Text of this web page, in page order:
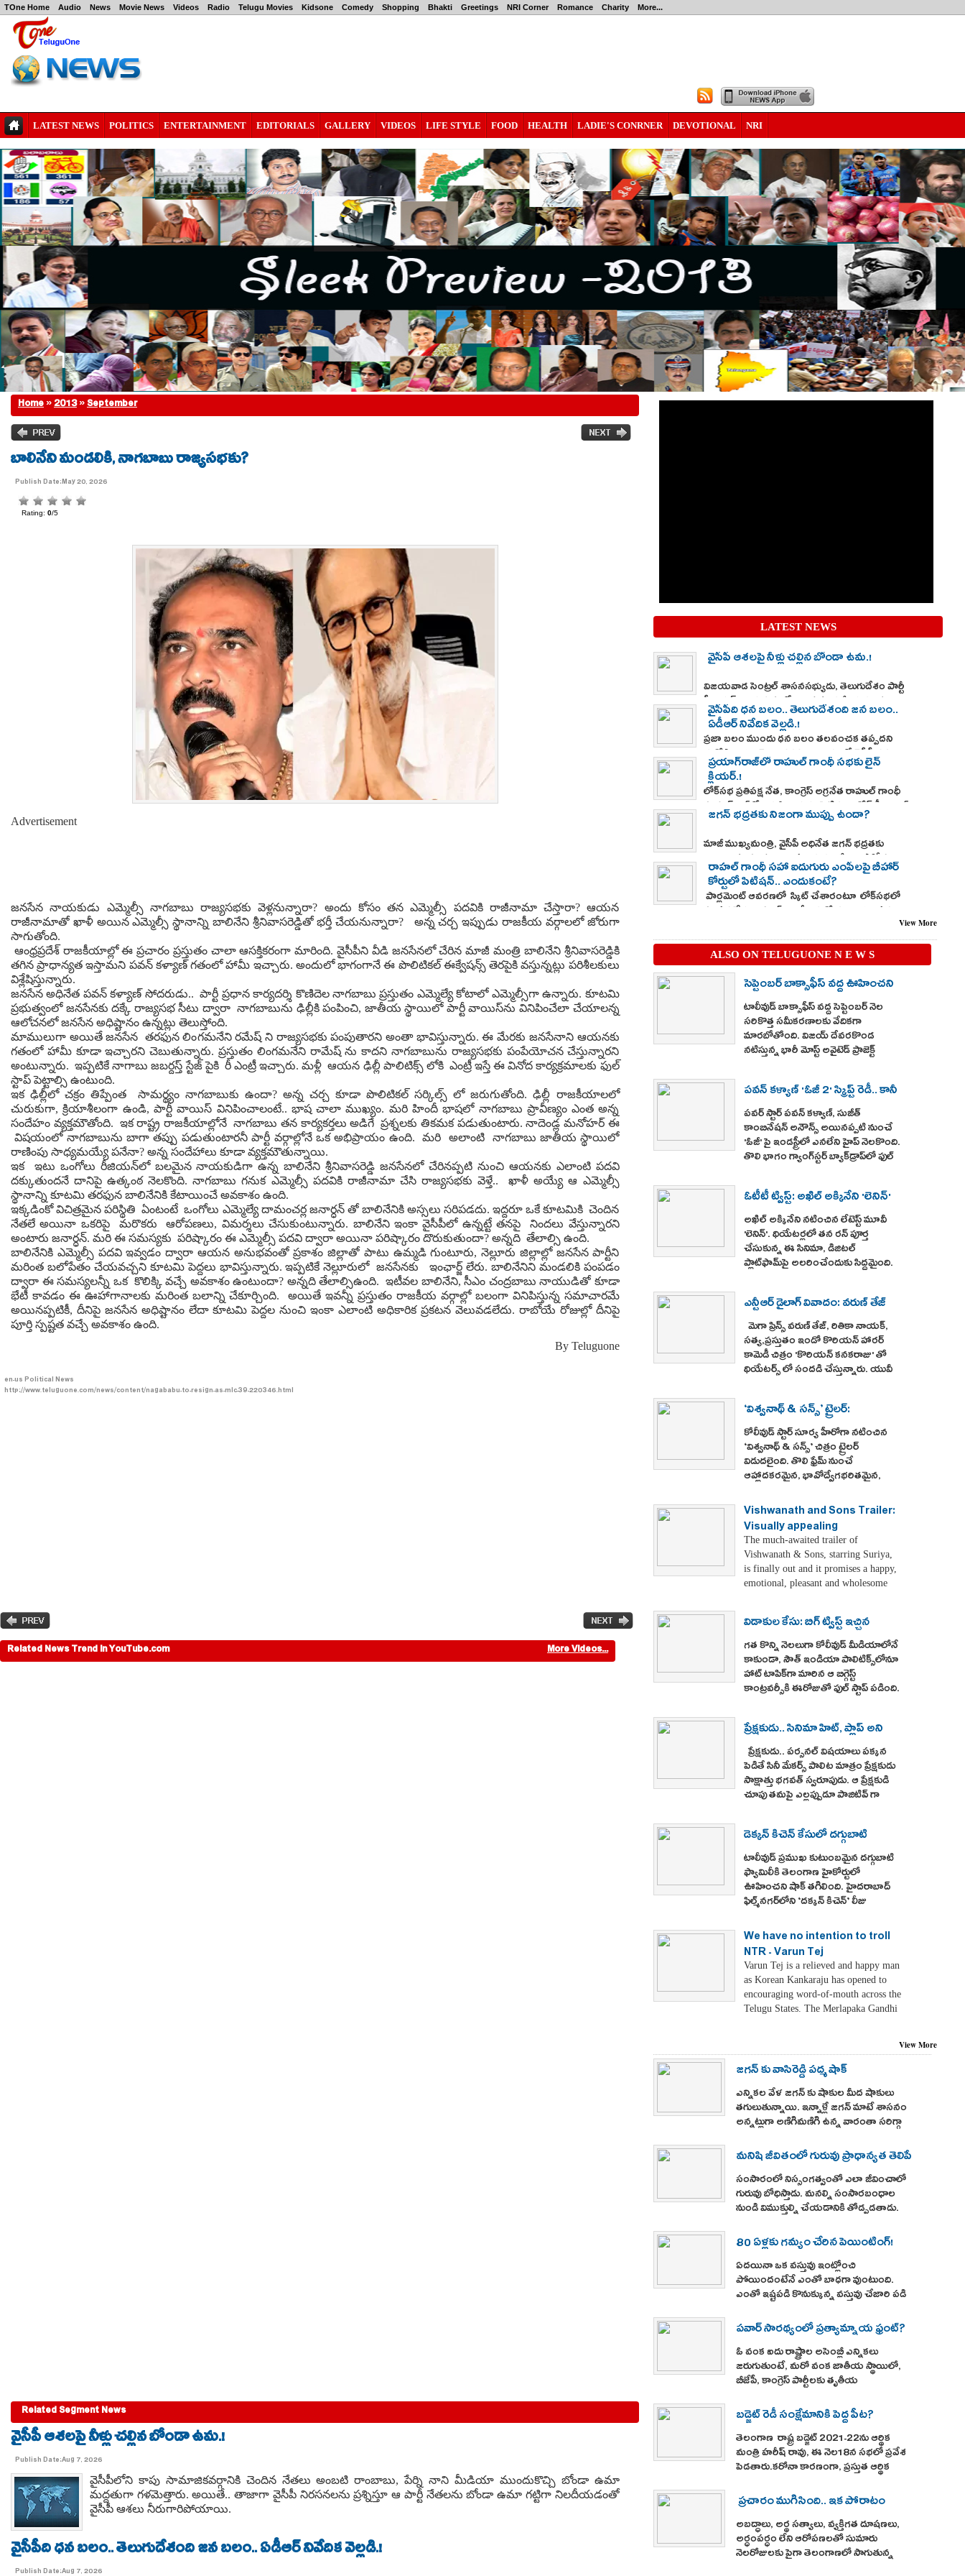
TOne Home Audio News Movie News Videos Radio Telugu Movies Kidsone Comedy Shopping Bhakti Greetings NRI Corner Romance Charity More...
LATEST NEWS POLITICS ENTERTAINMENT EDITORIALS GALLERY VIDEOS LIFE STYLE FOOD HEALTH LADIE'S CONRNER DEVOTIONAL NRI
Home»2013»September
బాలినేని మండ‌లికి, నాగ‌బాబు రాజ్య‌స‌భ‌కు?
Publish Date:May 20, 2026
Advertisement
జనసేన నాయకుడు ఎమ్మెల్సీ నాగబాబు రాజ్యసభకు వెళ్లనున్నారా? అందు కోసం తన ఎమ్మెల్సీ పదవికి రాజీనామా చేస్తారా? ఆయన
రాజీనామాతో ఖాళీ అయిన ఎమ్మెల్సీ స్థానాన్ని బాలినేని శ్రీనివాసరెడ్డితో భర్తీ చేయనున్నారా? అన్న చ‌ర్చ ఇప్పుడు రాజకీయ వర్గాలలో జోరుగా
సాగుతోంది.
ఆంధ్రప్రదేశ్ రాజకీయాల్లో ఈ ప్రచారం ప్రస్తుతం చాలా ఆసక్తికరంగా మారింది. వైసీపీని వీడి జనసేనలో చేరిన మాజీ మంత్రి బాలినేని శ్రీనివాసరెడ్డికి
తగిన ప్రాధాన్యత ఇస్తామని పవన్ కళ్యాణ్ గతంలో హామీ ఇచ్చారు. అందులో భాగంగానే ఈ పొలిటికల్ ఈక్వేషన్స్ తెరపైకి వస్తున్నట్లు పరిశీలకులు
విశ్లేషిస్తున్నారు.
జనసేన అధినేత పవన్ కళ్యాణ్ సోదరుడు.. పార్టీ ప్రధాన కార్యదర్శి కొణిదెల నాగబాబు ప్రస్తుతం ఎమ్మెల్యే కోటాలో ఎమ్మెల్సీగా ఉన్నారు. కూటమి
ప్రభుత్వంలో జనసేనకు దక్కే రాజ్యసభ సీటు ద్వారా నాగబాబును ఢిల్లీకి పంపించి, జాతీయ స్థాయిలో పార్టీ వాయిస్‌ను వినిపించేలా చేయాలన్న‌
ఆలోచనలో జ‌న‌సేన‌ అధిష్టానం ఉన్నట్లు తెలుస్తోంది.
మాములుగా అయితే జ‌న‌సేన త‌ర‌ఫున‌ లింగ‌మ‌నేని ర‌మేష్ ని రాజ్య‌స‌భ‌కు పంపుతారని అంతా భావిస్తున్నారు. ఈ మేరకు జనసేనాని ఆయనకు
గతంలో హామీ కూడా ఇచ్చారని చెబుతున్నారు. ప్రస్తుతం లింగమనేని రామేష్ ను కాదని నాగబాబును రాజ్యసభకు పంపేయోచన చేస్తున్నారని
అంటున్నారు. ఇప్ప‌టికే నాగాబు జ‌బ‌ర్ద‌స్త్ స్టేజ్ పైకి రీ ఎంట్రీ ఇచ్చారు. మ‌ళ్లీ ఆయ‌న ఢిల్లీ పాలిటిక్స్ లోకి ఎంట్రీ ఇస్తే ఈ వినోద కార్య‌క్ర‌మాల‌కు ఫుల్
స్టాప్ పెట్టాల్సి ఉంటుంది.
ఇక ఢిల్లీలో చ‌క్రం తిప్పేంత సామర్థ్యం నాగ‌బాబుకు ఉందా? అన్న చర్చ కూడా పొలిటికల్ సర్కిల్స్ లో జరుగుతోంది. ఢిల్లీ రాజకీయాలలో
చురుకుగా, క్రియాశీలంగా ఉండి, పార్టీ వాయిస్ వినిపించాలంటే.. భాష చాలా ముఖ్యం. మరి హిందీ భాషలో నాగబాబు ప్రావీణ్యం ఎంత అన్న
సందేహం వ్యక్తమౌతోంది. ఇక రాష్ట్ర రాజ‌కీయాల్లోనే నాగ‌బాబు త‌న కార్య‌క‌ర్త‌లు అడిగే ప్ర‌శ్న‌ల‌కు తిక‌మ‌క ప‌డుతుంటారు. నాదెండ్ల మ‌నోహ‌ర్ ఈ
విష‌యంలో నాగ‌బాబును బాగా త‌ప్పు ప‌డుతుంటార‌నీ పార్టీ వర్గాల్లోనే ఒక అభిప్రాయం ఉంది. మ‌రి అలాంటి నాగ‌బాబు జాతీయ స్థాయిలో
రాణింపు సాధ్య‌మ‌య్యే ప‌నేనా? అన్న సందేహాలు కూడా వ్యక్తమౌతున్నాయి.
ఇక ఇటు ఒంగోలు రీజియన్‌లో బలమైన నాయకుడిగా ఉన్న బాలినేని శ్రీనివాసరెడ్డి జనసేనలో చేరినప్పటి నుంచి ఆయనకు ఎలాంటి పదవి
దక్కుతుందనే దానిపై ఉత్కంఠ నెలకొంది. నాగబాబు గనుక ఎమ్మెల్సీ పదవికి రాజీనామా చేసి రాజ్యసభకు వెళ్తే.. ఖాళీ అయ్యే ఆ ఎమ్మెల్సీ
స్థానాన్ని కూటమి తరఫున బాలినేనికి కేటాయించే అవకాశం ఉంది.
ఇక్క‌డింకో విచిత్ర‌మైన ప‌రిస్థితి ఏంటంటే ఒంగోలు ఎమ్మెల్యే దామంచ‌ర్ల జ‌నార్ధ‌న్ తో బాలినేనికి అస్స‌లు సరిపడదు. ఇద్ద‌రూ ఒకే కూట‌మికి చెందిన
నేత‌లే అయినా ఒక‌రిపై మ‌రొక‌రు ఆరోప‌ణ‌లు, విమర్శలు చేసుకుంటున్నారు. బాలినేని ఇంకా వైసీపీలో ఉన్న‌ట్టే త‌న‌పై నింద‌లు వేస్తున్నార‌ని
అంటారు జ‌నార్ధ‌న్. మ‌రి ఈ స‌మ‌స్యకు ప‌రిష్కారం ఈ ఎమ్మెల్సీ ప‌ద‌వి ద్వారా అయినా ప‌రిష్కారం దొరుకుతుందా? అన్న‌ది తేలాల్సి ఉంది.
బాలినేనికి ఎమ్మెల్సీ పదవి ఇవ్వడం ద్వారా ఆయన అనుభవంతో ప్రకాశం జిల్లాతో పాటు ఉమ్మడి గుంటూరు, నెల్లూరు జిల్లాల్లో జనసేన పార్టీని
మరింత బలోపేతం చేయవచ్చని కూటమి పెద్దలు భావిస్తున్నారు. ఇప్ప‌టికే నెల్లూరులో జ‌న‌సేన‌కు ఇంఛార్జ్ లేరు. బాలినేనిని మండలికి పంపడం
ద్వారా ఈ స‌మ‌స్య‌ల‌న్నీ ఒక కొలిక్కి వ‌చ్చే అవ‌కాశం ఉంటుందా? అన్న‌ది తేలాల్సిఉంది. ఇటీవల బాలినేని, సీఎం చంద్రబాబు నాయుడితో కూడా
భేటీ కావడం ఈ ఊహాగానాలకు మరింత బలాన్ని చేకూర్చింది. అయితే ఇవ‌న్నీ ప్రస్తుతం రాజకీయ వర్గాల్లో బలంగా వినిపిస్తున్న సమాచారమే
అయినప్పటికీ, దీనిపై జనసేన అధిష్టానం లేదా కూటమి పెద్దల నుంచి ఇంకా ఎలాంటి అధికారిక ప్రకటన వెలువడలేదు. రాబోయే రోజుల్లో దీనిపై
పూర్తి స్పష్టత వచ్చే అవకాశం ఉంది.
By Teluguone
en-usPolitical News
http://www.teluguone.com/news/content/nagababu-to-resign-as-mlc-39-220346.html
Related Segment News
వైసీపీ ఆశలపై నీళ్లు చల్లిన బోండా ఉమ.!
Publish Date:Aug 7, 2026
వైసీపీలోని కాపు సామాజికవర్గానికి చెందిన నేతలు అంబటి రాంబాబు, పేర్ని నాని మీడియా ముందుకొచ్చి బోండా ఉమా
మద్దతుగా గళమెత్తారు. అయితే.. తాజాగా వైసీపీ నిరసనలను ప్రశ్నిస్తూ ఆ పార్టీ నేతలను బోండా ఉమా గట్టిగా నిలదీయడంతో
వైసీపీ ఆశలు నీరుగారిపోయాయి.
వైసీపీది ధన బలం.. తెలుగుదేశంది జన బలం.. ఏడీఆర్ నివేదిక వెల్లడి.!
Publish Date:Aug 7, 2026